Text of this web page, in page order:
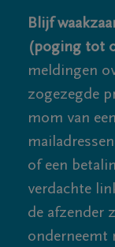
Blijf
(poging tot
meldingen
zogezegde
mom van
of een
verdachte
de afzender
onderneemt